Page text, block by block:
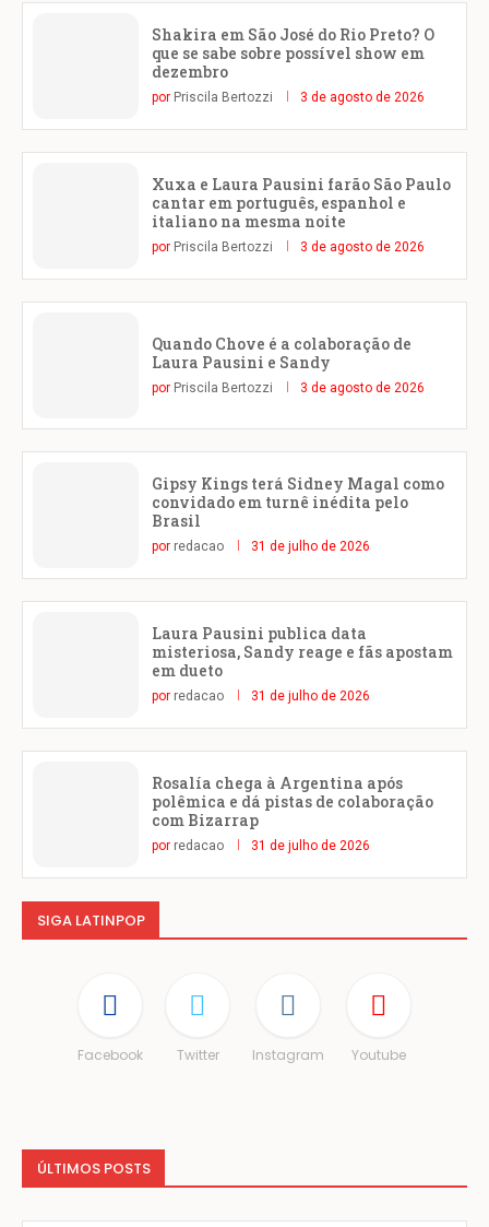
Shakira em São José do Rio Preto? O
que se sabe sobre possível show em
dezembro
por Priscila Bertozzi 3 de agosto de 2026
Xuxa e Laura Pausini farão São Paulo
cantar em português, espanhol e
italiano na mesma noite
por Priscila Bertozzi 3 de agosto de 2026
Quando Chove é a colaboração de
Laura Pausini e Sandy
por Priscila Bertozzi 3 de agosto de 2026
Gipsy Kings terá Sidney Magal como
convidado em turnê inédita pelo
Brasil
por redacao 31 de julho de 2026
Laura Pausini publica data
misteriosa, Sandy reage e fãs apostam
em dueto
por redacao 31 de julho de 2026
Rosalía chega à Argentina após
polêmica e dá pistas de colaboração
com Bizarrap
por redacao 31 de julho de 2026
SIGA LATINPOP
Facebook Twitter Instagram Youtube
ÚLTIMOS POSTS